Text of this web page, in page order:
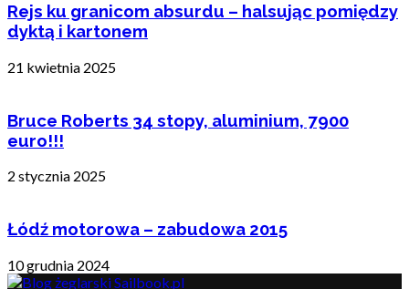
Rejs ku granicom absurdu – halsując pomiędzy
dyktą i kartonem
21 kwietnia 2025
Bruce Roberts 34 stopy, aluminium, 7900
euro!!!
2 stycznia 2025
Łódź motorowa – zabudowa 2015
10 grudnia 2024